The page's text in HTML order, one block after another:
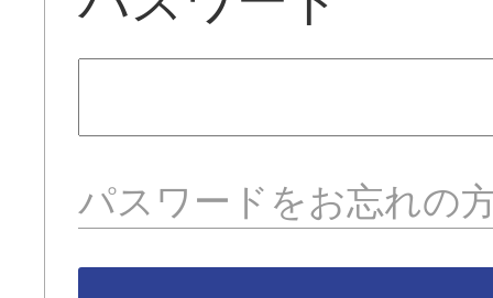
パスワードをお忘れの